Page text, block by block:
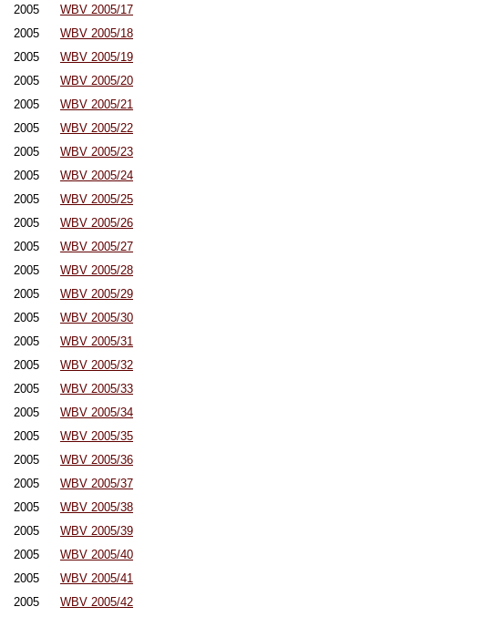
2005
WBV 2005/17
2005
WBV 2005/18
2005
WBV 2005/19
2005
WBV 2005/20
2005
WBV 2005/21
2005
WBV 2005/22
2005
WBV 2005/23
2005
WBV 2005/24
2005
WBV 2005/25
2005
WBV 2005/26
2005
WBV 2005/27
2005
WBV 2005/28
2005
WBV 2005/29
2005
WBV 2005/30
2005
WBV 2005/31
2005
WBV 2005/32
2005
WBV 2005/33
2005
WBV 2005/34
2005
WBV 2005/35
2005
WBV 2005/36
2005
WBV 2005/37
2005
WBV 2005/38
2005
WBV 2005/39
2005
WBV 2005/40
2005
WBV 2005/41
2005
WBV 2005/42